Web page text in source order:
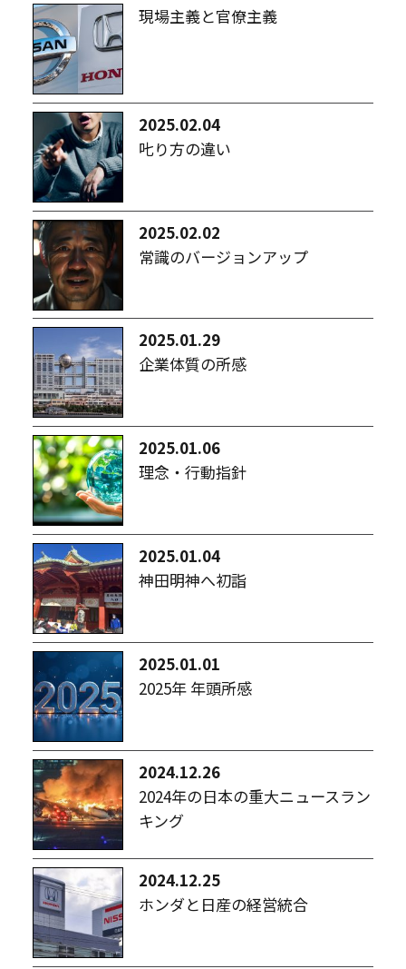
現場主義と官僚主義
2025.02.04
𠮟り方の違い
2025.02.02
常識のバージョンアップ
2025.01.29
企業体質の所感
2025.01.06
理念・行動指針
2025.01.04
神田明神へ初詣
2025.01.01
2025年 年頭所感
2024.12.26
2024年の日本の重大ニュースラン
キング
2024.12.25
ホンダと日産の経営統合